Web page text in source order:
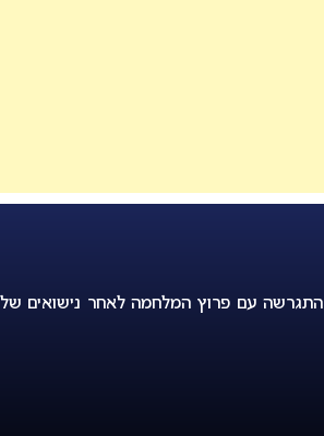
התגרשה עם פרוץ המלחמה לאחר נישואים של